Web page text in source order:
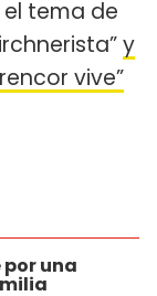
tema de
y
vive”
una